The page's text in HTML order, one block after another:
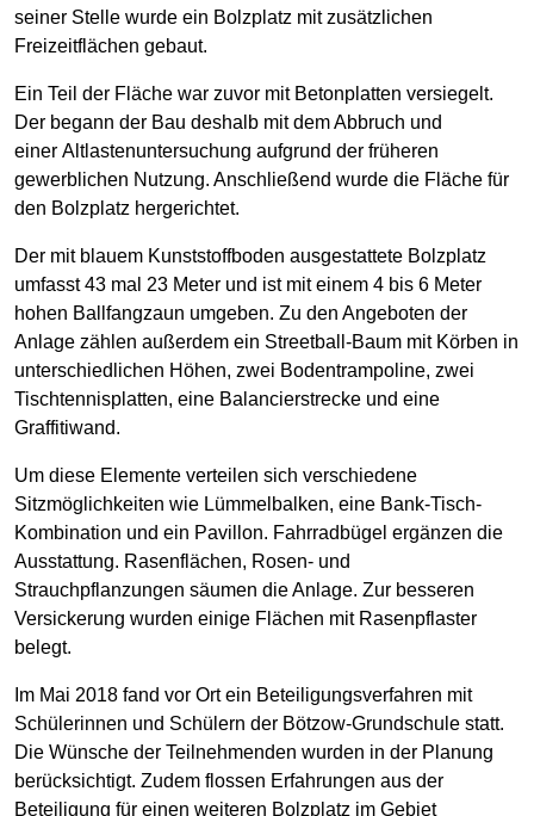
seiner Stelle wurde ein Bolzplatz mit zusätzlichen
Freizeitflächen gebaut.
Ein Teil der Fläche war zuvor mit Betonplatten versiegelt.
Der begann der Bau deshalb mit dem Abbruch und
einer Alt­lasten­untersuchung aufgrund der früheren
gewerblichen Nutzung. Anschließend wurde die Fläche für
den Bolzplatz hergerichtet.
Der mit blauem Kunststoffboden ausgestattete Bolzplatz
umfasst 43 mal 23 Meter und ist mit einem 4 bis 6 Meter
hohen Ballfangzaun umgeben. Zu den Angeboten der
Anlage zählen außerdem ein Streetball-Baum mit Körben in
unterschiedlichen Höhen, zwei Bodentrampoline, zwei
Tischtennisplatten, eine Balancierstrecke und eine
Graffitiwand.
Um diese Elemente verteilen sich verschiedene
Sitzmöglichkeiten wie Lümmelbalken, eine Bank-Tisch-
Kombination und ein Pavillon. Fahrradbügel ergänzen die
Ausstattung. Rasenflächen, Rosen- und
Strauchpflanzungen säumen die Anlage. Zur besseren
Versickerung wurden einige Flächen mit Rasenpflaster
belegt.
Im Mai 2018 fand vor Ort ein Beteiligungsverfahren mit
Schülerinnen und Schülern der Bötzow-Grundschule statt.
Die Wünsche der Teilnehmenden wurden in der Planung
berücksichtigt. Zudem flossen Erfahrungen aus der
Beteiligung für einen weiteren Bolzplatz im Gebiet